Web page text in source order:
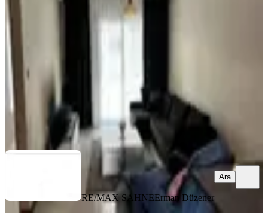
İskele, Merkez Mahallesi
RE/MAX SAHNEErman Düzener
RE/MAX SAHNEErman Düzener
Ara